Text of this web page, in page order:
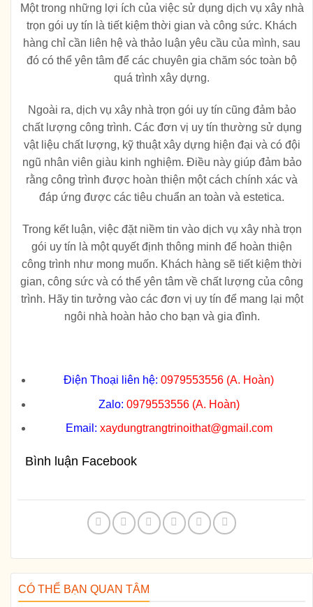
Một trong những lợi ích của việc sử dụng dịch vụ xây nhà
trọn gói uy tín là tiết kiệm thời gian và công sức. Khách
hàng chỉ cần liên hệ và thảo luận yêu cầu của mình, sau
đó có thể yên tâm để các chuyên gia chăm sóc toàn bộ
quá trình xây dựng.
Ngoài ra, dịch vụ xây nhà trọn gói uy tín cũng đảm bảo
chất lượng công trình. Các đơn vị uy tín thường sử dụng
vật liệu chất lượng, kỹ thuật xây dựng hiện đại và có đội
ngũ nhân viên giàu kinh nghiệm. Điều này giúp đảm bảo
rằng công trình được hoàn thiện một cách chính xác và
đáp ứng được các tiêu chuẩn an toàn và estetica.
Trong kết luận, việc đặt niềm tin vào dịch vụ xây nhà trọn
gói uy tín là một quyết định thông minh để hoàn thiện
công trình như mong muốn. Khách hàng sẽ tiết kiệm thời
gian, công sức và có thể yên tâm về chất lượng của công
trình. Hãy tin tưởng vào các đơn vị uy tín để mang lại một
ngôi nhà hoàn hảo cho bạn và gia đình.
Điện Thoại liên hệ: 0979553556 (A. Hoàn)
Zalo: 0979553556 (A. Hoàn)
Email: xaydungtrangtrinoithat@gmail.com
Bình luận Facebook
CÓ THỂ BẠN QUAN TÂM